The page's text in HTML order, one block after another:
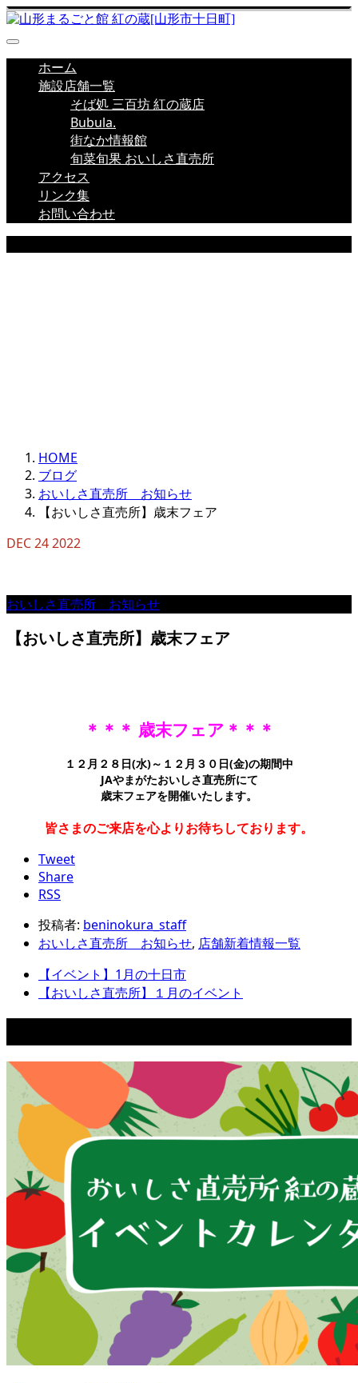
ホーム
施設店舗一覧
そば処 三百坊 紅の蔵店
Bubula.
街なか情報館
旬菜旬果 おいしさ直売所
アクセス
リンク集
お問い合わせ
HOME
ブログ
おいしさ直売所 お知らせ
【おいしさ直売所】歳末フェア
DEC242022
おいしさ直売所 お知らせ
【おいしさ直売所】歳末フェア
＊＊＊ 歳末フェア＊＊＊
１２月２８日(水)～１２月３０日(金)の期間中
JAやまがたおいしさ直売所にて
歳末フェアを開催いたします。
皆さまのご来店を心よりお待ちしております。
Tweet
Share
RSS
投稿者: beninokura_staff
おいしさ直売所 お知らせ, 店舗新着情報一覧
【イベント】1月の十日市
【おいしさ直売所】１月のイベント